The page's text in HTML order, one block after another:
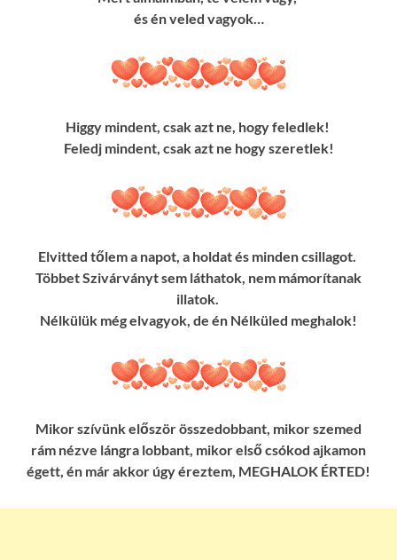
és én veled vagyok…
Higgy mindent, csak azt ne, hogy feledlek!
Feledj mindent, csak azt ne hogy szeretlek!
Elvitted tőlem a napot, a holdat és minden csillagot.
Többet Szivárványt sem láthatok, nem mámorítanak
illatok.
Nélkülük még elvagyok, de én Nélküled meghalok!
Mikor szívünk először összedobbant, mikor szemed
rám nézve lángra lobbant, mikor első csókod ajkamon
égett, én már akkor úgy éreztem, MEGHALOK ÉRTED!